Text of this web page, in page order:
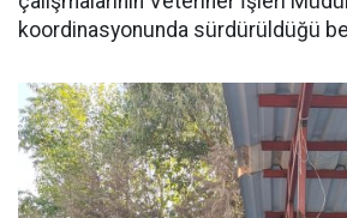
koordinasyonunda sürdürüldüğü